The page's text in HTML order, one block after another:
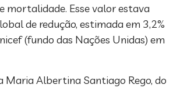
mortalidade. Esse valor estava
de redução, estimada em 3,2%
(fundo das Nações Unidas) em
Maria Albertina Santiago Rego, do